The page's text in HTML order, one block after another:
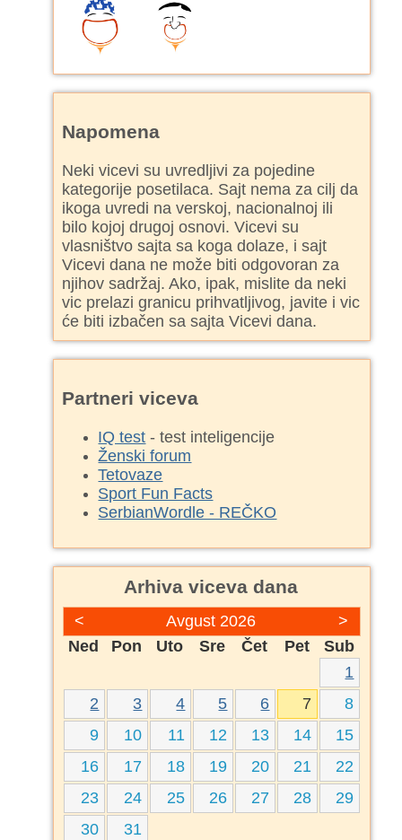
Napomena
Neki vicevi su uvredljivi za pojedine
kategorije posetilaca. Sajt nema za cilj da
ikoga uvredi na verskoj, nacionalnoj ili
bilo kojoj drugoj osnovi. Vicevi su
vlasništvo sajta sa koga dolaze, i sajt
Vicevi dana ne može biti odgovoran za
njihov sadržaj. Ako, ipak, mislite da neki
vic prelazi granicu prihvatljivog, javite i vic
će biti izbačen sa sajta Vicevi dana.
Partneri viceva
IQ test - test inteligencije
Ženski forum
Tetovaze
Sport Fun Facts
SerbianWordle - REČKO
Arhiva viceva dana
< >
Avgust 2026
Ned
Pon Uto Sre Čet Pet
Sub
1
2
3 4 5 6 7
8
9
10 11 12 13 14
15
16
17 18 19 20 21
22
23
24 25 26 27 28
29
30
31